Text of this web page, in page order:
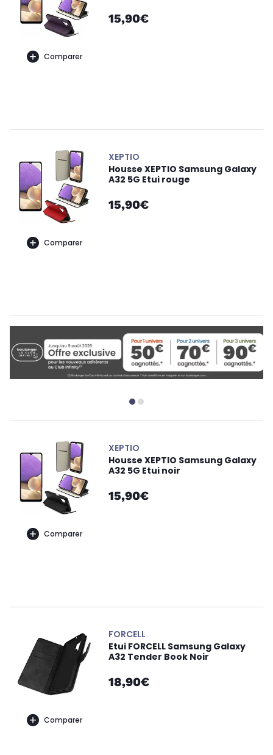
Comparer
15,90€
Comparer
XEPTIO
Housse XEPTIO Samsung Galaxy
A32 5G Etui rouge
15,90€
Comparer
XEPTIO
Housse XEPTIO Samsung Galaxy
A32 5G Etui noir
15,90€
Comparer
FORCELL
Etui FORCELL Samsung Galaxy
A32 Tender Book Noir
18,90€